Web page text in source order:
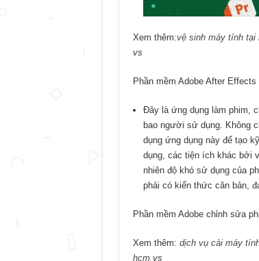
Xem thêm:vệ sinh máy tính tại
vs
Phần mềm Adobe After Effects
Đây là ứng dụng làm phim,
bao người sử dụng. Không
dụng ứng dụng này để tạo
dụng, các tiện ích khác bởi
nhiên độ khó sử dụng của
phải có kiến thức căn bản,
Phần mềm Adobe chỉnh sửa
Xem thêm: dịch vụ cài máy
hcmvs